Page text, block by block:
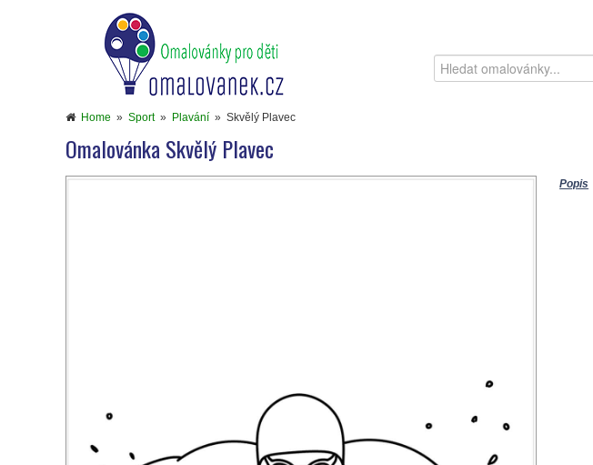
Home » Sport» Plavání » Skvělý Plavec
Omalovánka Skvělý Plavec
Popis